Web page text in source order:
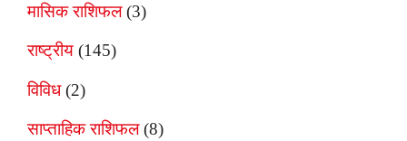
मासिक राशिफल(3)
राष्ट्रीय (145)
विविध(2)
साप्ताहिक राशिफल(8)